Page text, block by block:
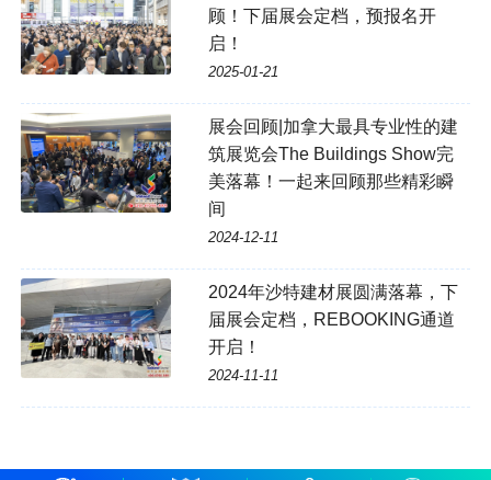
顾！下届展会定档，预报名开
启！
2025-01-21
展会回顾|加拿大最具专业性的建
筑展览会The Buildings Show完
美落幕！一起来回顾那些精彩瞬
间
2024-12-11
2024年沙特建材展圆满落幕，下
届展会定档，REBOOKING通道
开启！
2024-11-11